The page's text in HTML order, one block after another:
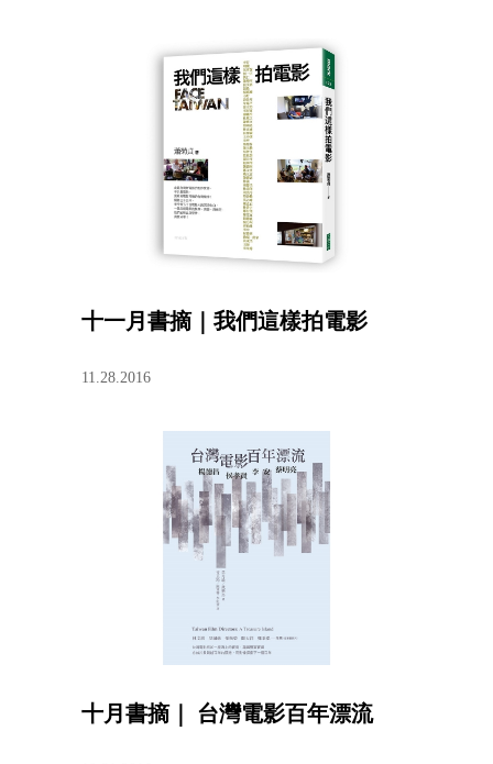
十一月書摘｜我們這樣拍電影
11.28.2016
十月書摘｜ 台灣電影百年漂流